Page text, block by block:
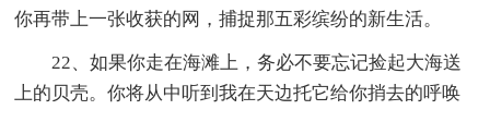
你再带上一张收获的网，捕捉那五彩缤纷的新生活。
22、如果你走在海滩上，务必不要忘记捡起大海送
上的贝壳。你将从中听到我在天边托它给你捎去的呼唤